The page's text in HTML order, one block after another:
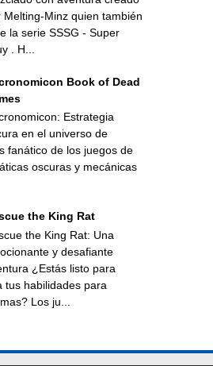
Melting-Minz quien también
la serie SSSG - Super
. H...
Book of Dead
Estrategia
en el universo de
fanático de los juegos de
oscuras y mecánicas
the King Rat
the King Rat: Una
y desafiante
¿Estás listo para
tus habilidades para
Los ju...